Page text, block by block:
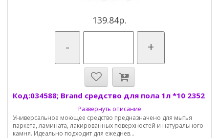
139.84р.
- +
Код:034588; Brand средство для пола 1л *10 2352
Развернуть описание
Универсальное моющее средство предназначено для мытья
паркета, ламината, лакированных поверхностей и натурального
камня. Идеально подходит для ежеднев...